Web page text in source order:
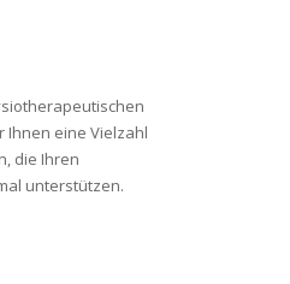
Ihnen eine Vielzahl
die Ihren
unterstützen.